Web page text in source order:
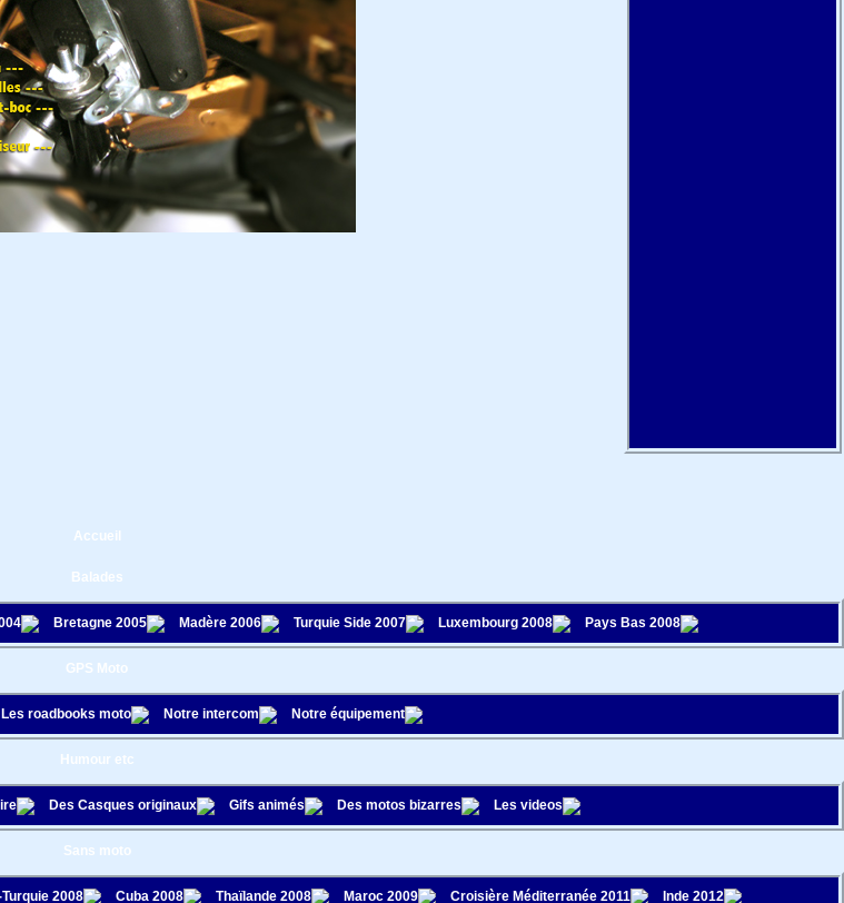
Accueil
Balades
Bretagne 2005 Madère 2006 Turquie Side 2007 Luxembourg 2008 Pays Bas 2008
GPS Moto
Les roadbooks moto Notre intercom Notre équipement
Humour etc
Des Casques originaux Gifs animés Des motos bizarres Les videos
Sans moto
2008 Cuba 2008 Thaïlande 2008 Maroc 2009 Croisière Méditerranée 2011 Inde 2012